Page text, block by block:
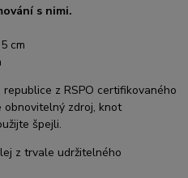
s nimi.
cm
z RSPO certifikovaného
obnovitelný zdroj, knot
špejli.
z trvale udržitelného